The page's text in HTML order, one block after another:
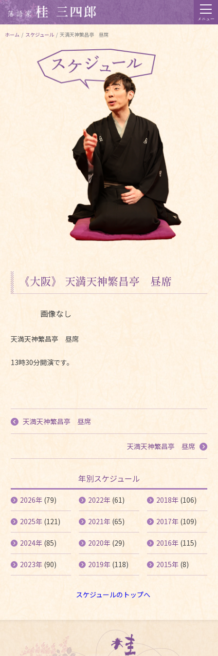
メニュー
ホーム / スケジュール / 天満天神繁昌亭 昼席
《大阪》 天満天神繁昌亭 昼席
画像なし
天満天神繁昌亭 昼席
13時30分開演です。
天満天神繁昌亭 昼席
天満天神繁昌亭 昼席
年別スケジュール
2026年 (79)
2025年 (121)
2024年 (85)
2023年 (90)
2022年 (61)
2021年 (65)
2020年 (29)
2019年 (118)
2018年(106)
2017年(109)
2016年(115)
2015年(8)
スケジュールのトップへ